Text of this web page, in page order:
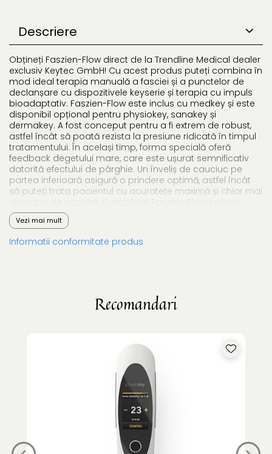
Descriere
Obțineți Faszien-Flow direct de la Trendline Medical dealer
exclusiv Keytec GmbH! Cu acest produs puteți combina în
mod ideal terapia manuală a fasciei și a punctelor de
declanșare cu dispozitivele keyserie și terapia cu impuls
bioadaptativ. Faszien-Flow este inclus cu medkey și este
disponibil opțional pentru physiokey, sanakey și
dermakey. A fost conceput pentru a fi extrem de robust,
astfel încât să poată rezista la presiune ridicată în timpul
tratamentului. În același timp, forma specială oferă
feedback degetului mare, care este ușurat semnificativ
datorită efectului de pârghie. Un înveliș de cauciuc pe
partea inferioară asigură o prindere optimă, astfel încât
să puteți trata pacientul cu acuratețe maximă și chiar mai
carcasa acum direct de la Trendline Medical dealer
exclusiv Keytec!
Vezi mai mult
Informatii conformitate produs
Recomandari